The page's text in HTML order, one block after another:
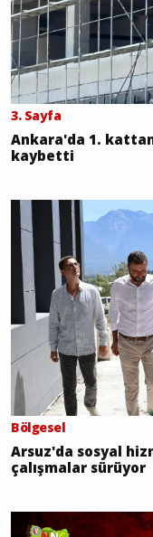
3. Sayfa
Ankara'da 1.
kaybetti
Bölgesel
Arsuz'da sosyal
çalışmalar sürüyor